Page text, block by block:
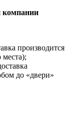
производится
до «двери»